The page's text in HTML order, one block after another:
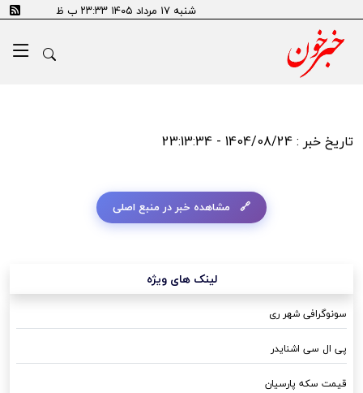
شنبه ۱۷ مرداد ۱۴۰۵ ۲۳:۳۳ ب ظ
تاریخ خبر : 1404/08/24 - 23:13:34
مشاهده خبر در منبع اصلی
لینک های ویژه
سونوگرافی شهر ری
پی ال سی اشنایدر
قیمت سکه پارسیان